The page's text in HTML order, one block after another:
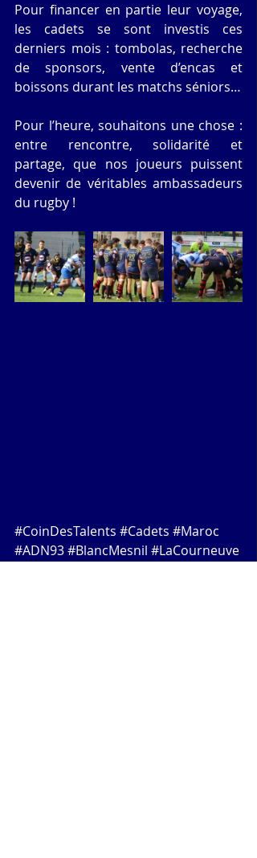
Pour financer en partie leur voyage,
les cadets se sont investis ces
derniers mois : tombolas, recherche
de sponsors, vente d’encas et
boissons durant les matchs séniors…
Pour l’heure, souhaitons une chose :
entre rencontre, solidarité et
partage, que nos joueurs puissent
devenir de véritables ambassadeurs
du rugby !
#CoinDesTalents #Cadets #Maroc
#ADN93#BlancMesnil #LaCourneuve